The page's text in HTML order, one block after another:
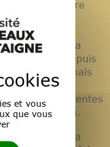
de
Sciences de la
et qui, depuis
public, mais
des
des différentes
et du vin.
travail portera
et vous
que vous